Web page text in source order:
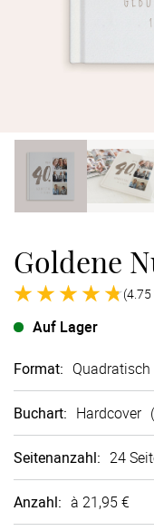
Goldene
Auf Lager
Format:
Buchart: Hard­cover
Seitenanzahl: 24
Anzahl: à 21,95 €